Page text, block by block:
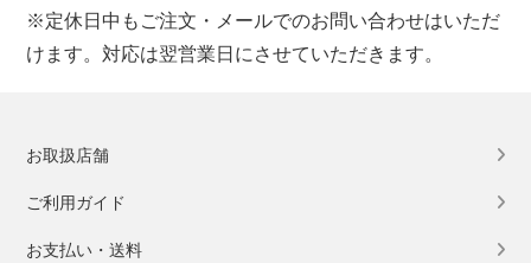
※定休日中もご注文・メールでのお問い合わせはいただ
けます。対応は翌営業日にさせていただきます。
お取扱店舗
ご利用ガイド
お支払い・送料